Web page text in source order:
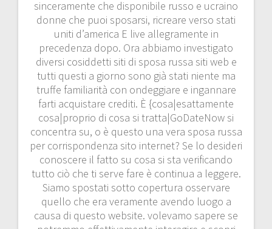
sinceramente che disponibile russo e ucraino
donne che puoi sposarsi, ricreare verso stati
uniti d’america E live allegramente in
precedenza dopo. Ora abbiamo investigato
diversi cosiddetti siti di sposa russa siti web e
tutti questi a giorno sono già stati niente ma
truffe familiarità con ondeggiare e ingannare
farti acquistare crediti. È {cosa|esattamente
cosa|proprio di cosa si tratta|GoDateNow si
concentra su, o è questo una vera sposa russa
per corrispondenza sito internet? Se lo desideri
conoscere il fatto su cosa si sta verificando
tutto ciò che ti serve fare è continua a leggere.
Siamo spostati sotto copertura osservare
quello che era veramente avendo luogo a
causa di questo website. volevamo sapere se